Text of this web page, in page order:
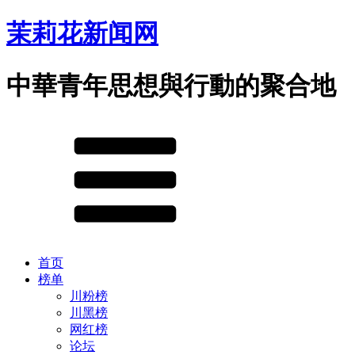
茉莉花新闻网
中華青年思想與行動的聚合地
首页
榜单
川粉榜
川黑榜
网红榜
论坛